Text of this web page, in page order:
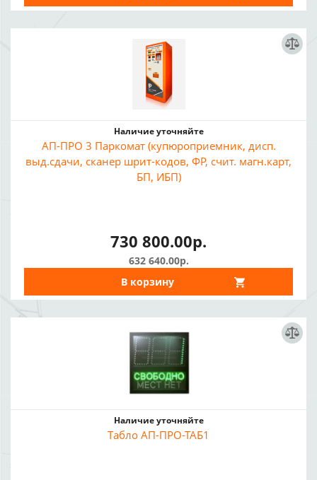
Наличие уточняйте
АП-ПРО 3 Паркомат (купюроприемник, дисп.
выд.сдачи, сканер шрит-кодов, ФР, счит. магн.карт,
БП, ИБП)
730 800.00р.
632 640.00р.
В корзину
Наличие уточняйте
Табло АП-ПРО-ТАБ1